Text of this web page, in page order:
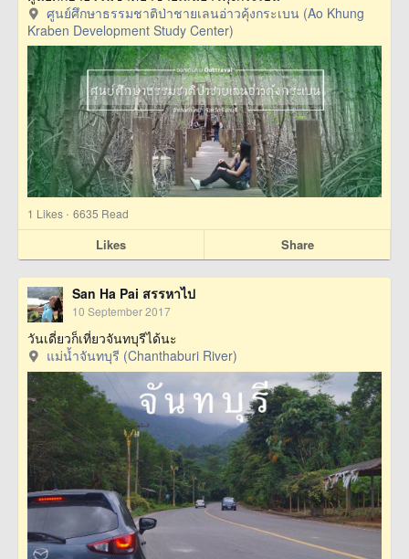
ศูนย์ศึกษาธรรมชาติป่าชายเลนอ่าวคุ้งกระเบน (Ao Khung
Kraben Development Study Center)
1 Likes · 6635 Read
Likes Share
San Ha Pai สรรหาไป
10 September 2017
วันเดี่ยวก็เที่ยวจันทบุรีได้นะ
แม่น้ำจันทบุรี (Chanthaburi River)